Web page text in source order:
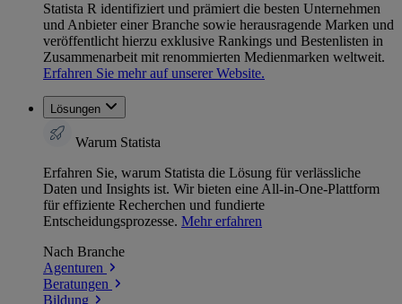
Statista R identifiziert und prämiert die besten Unternehmen
und Anbieter einer Branche sowie herausragende Marken und
veröffentlicht hierzu exklusive Rankings und Bestenlisten in
Zusammenarbeit mit renommierten Medienmarken weltweit.
Erfahren Sie mehr auf unserer Website.
Lösungen
Warum Statista
Erfahren Sie, warum Statista die Lösung für verlässliche
Daten und Insights ist. Wir bieten eine All-in-One-Plattform
für effiziente Recherchen und fundierte
Entscheidungsprozesse. Mehr erfahren
Nach Branche
Agenturen
Beratungen
Bildung